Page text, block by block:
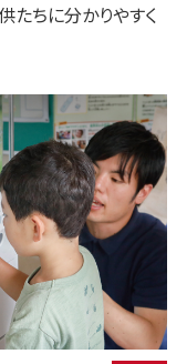
たちに分かりやすく